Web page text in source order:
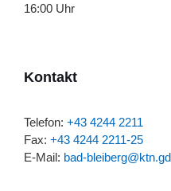
16:00 Uhr
Kontakt
Telefon: +43 4244 2211
Fax: +43 4244 2211-25
E-Mail: bad-